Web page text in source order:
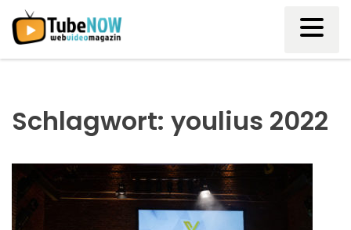
content
Schlagwort: youlius 2022